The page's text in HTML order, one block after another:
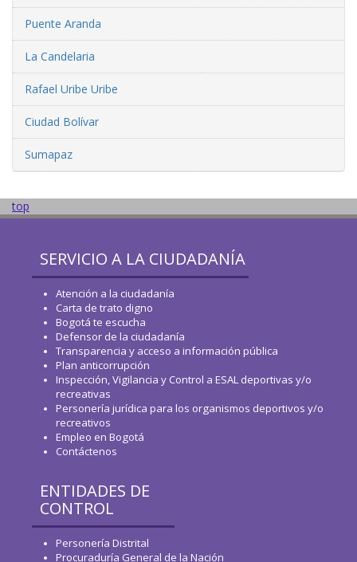
Puente Aranda
La Candelaria
Rafael Uribe Uribe
Ciudad Bolívar
Sumapaz
top
SERVICIO A LA CIUDADANÍA
Atención a la ciudadanía
Carta de trato digno
Bogotá te escucha
Defensor de la ciudadanía
Transparencia y acceso a información pública
Plan anticorrupción
Inspección, Vigilancia y Control a ESAL deportivas y/o
recreativas
Personería jurídica para los organismos deportivos y/o
recreativos
Empleo en Bogotá
Contáctenos
ENTIDADES DE
CONTROL
Personería Distrital
Procuraduría General de la Nación